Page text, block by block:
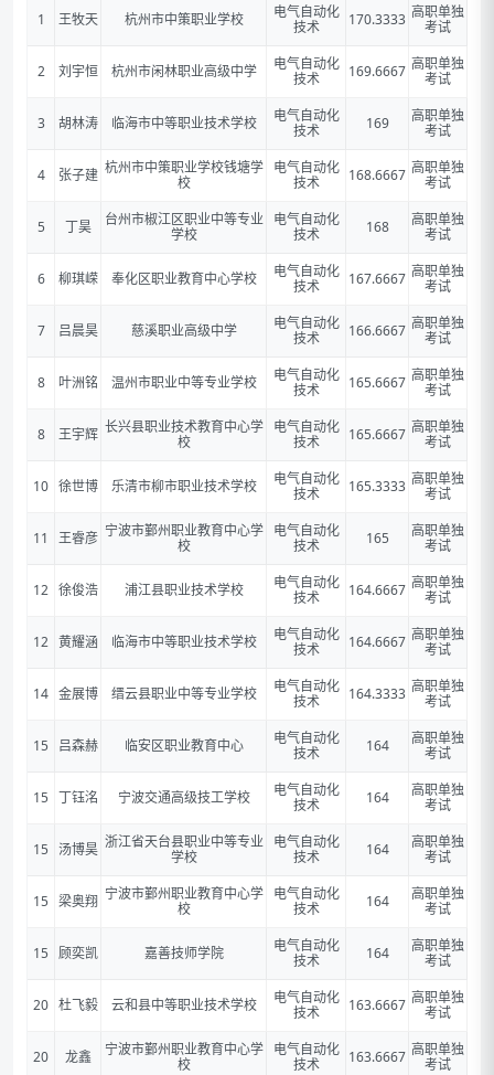
1 王牧天 杭州市中策职业学校
电气自动化
技术
170.3333 高职单独
考试
2 刘宇恒 杭州市闲林职业高级中学
电气自动化
技术
169.6667 高职单独
考试
3 胡林涛 临海市中等职业技术学校
电气自动化
技术
169
高职单独
考试
4 张子建 杭州市中策职业学校钱塘学
校
电气自动化
技术
168.6667 高职单独
考试
5 丁昊
台州市椒江区职业中等专业
学校
电气自动化
技术
168
高职单独
考试
6 柳琪嵘 奉化区职业教育中心学校
电气自动化
技术
167.6667 高职单独
考试
7 吕晨昊 慈溪职业高级中学
电气自动化
技术
166.6667 高职单独
考试
8 叶洲铭 温州市职业中等专业学校
电气自动化
技术
165.6667 高职单独
考试
8 王宇辉 长兴县职业技术教育中心学
校
电气自动化
技术
165.6667 高职单独
考试
10 徐世博 乐清市柳市职业技术学校
电气自动化
技术
165.3333 高职单独
考试
11 王睿彦 宁波市鄞州职业教育中心学
校
电气自动化
技术
165
高职单独
考试
12 徐俊浩 浦江县职业技术学校
电气自动化
技术
164.6667 高职单独
考试
12 黄耀涵 临海市中等职业技术学校
电气自动化
技术
164.6667 高职单独
考试
14 金展博 缙云县职业中等专业学校
电气自动化
技术
164.3333 高职单独
考试
15 吕森赫 临安区职业教育中心
电气自动化
技术
164
高职单独
考试
15 丁钰洺 宁波交通高级技工学校
电气自动化
技术
164
高职单独
考试
15 汤博昊 浙江省天台县职业中等专业
学校
电气自动化
技术
164
高职单独
考试
15 梁奥翔 宁波市鄞州职业教育中心学
校
电气自动化
技术
164
高职单独
考试
15 顾奕凯 嘉善技师学院
电气自动化
技术
164
高职单独
考试
20 杜飞毅 云和县中等职业技术学校
电气自动化
技术
163.6667 高职单独
考试
20 龙鑫
宁波市鄞州职业教育中心学
校
电气自动化
技术
163.6667 高职单独
考试